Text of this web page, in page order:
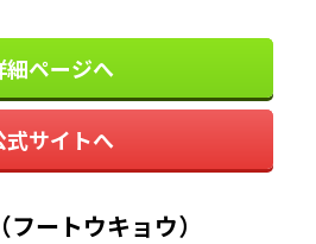
細ページへ
式サイトへ
ートウキョウ）